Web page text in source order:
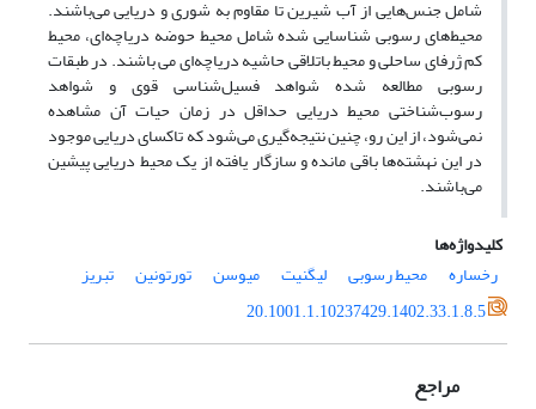
شامل جنس‌هایی از آب شیرین تا مقاوم به شوری و دریایی می‌باشند.
محیط‌های رسوبی شناسایی شده شامل محیط حوضه دریاچه‌ای، محیط
کم ژرفای ساحلی و محیط باتلاقی حاشیه دریاچه‌ای می باشند. در طبقات
رسوبی مطالعه شده شواهد فسیل‌شناسی قوی و شواهد
رسوب‌شناختی محیط دریایی حداقل در زمان حیات آن مشاهده
نمی‌شود، از این رو، چنین نتیجه‌گیری می‌شود که تاکسای دریایی موجود
در این نهشته‌ها باقی مانده و سازگار یافته از یک محیط دریایی پیشین
می‌باشند.
کلیدواژه‌ها
رخساره
محیط رسوبی لیگنیت میوسن تورتونین
تبریز
20.1001.1.10237429.1402.33.1.8.5
مراجع